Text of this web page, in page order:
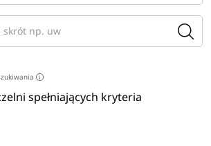
i
spełniających kryteria